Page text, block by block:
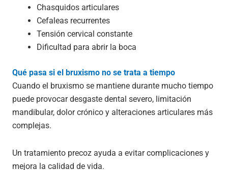
Chasquidos articulares
Cefaleas recurrentes
Tensión cervical constante
Dificultad para abrir la boca
Qué pasa si el bruxismo no se trata a tiempo
Cuando el bruxismo se mantiene durante mucho tiempo
puede provocar desgaste dental severo, limitación
mandibular, dolor crónico y alteraciones articulares más
complejas.
Un tratamiento precoz ayuda a evitar complicaciones y
mejora la calidad de vida.